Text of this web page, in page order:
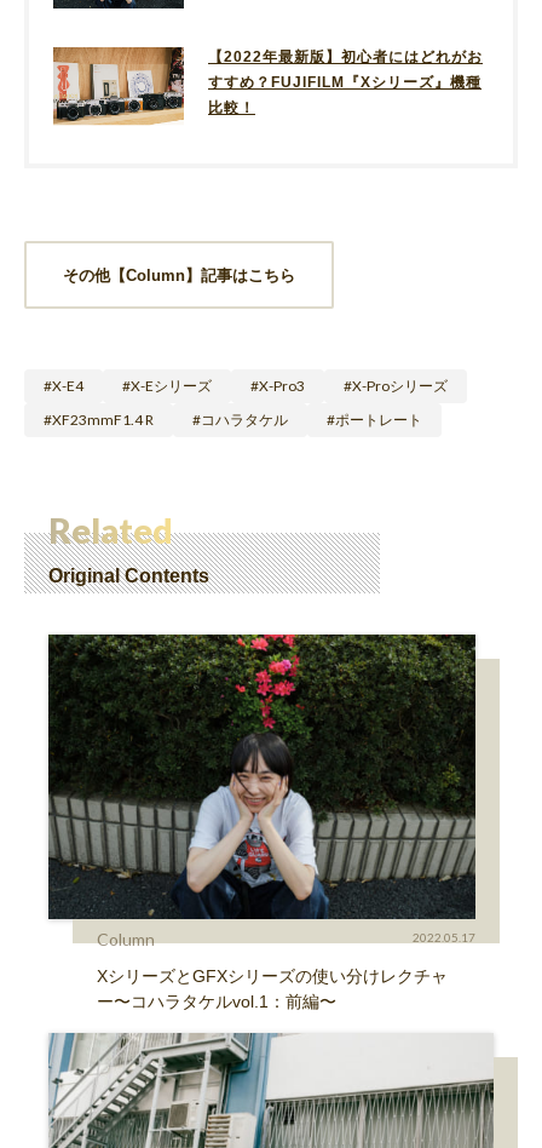
【2022年最新版】初心者にはどれがお
すすめ？FUJIFILM『Xシリーズ』機種
比較！
その他【Column】記事はこちら
X-E4 X-Eシリーズ X-Pro3
X-Proシリーズ
XF23mmF1.4 R
コハラタケル ポートレート
Related
Original Contents
Column 2022.05.17
XシリーズとGFXシリーズの使い分けレクチャ
ー〜コハラタケルvol.1：前編〜